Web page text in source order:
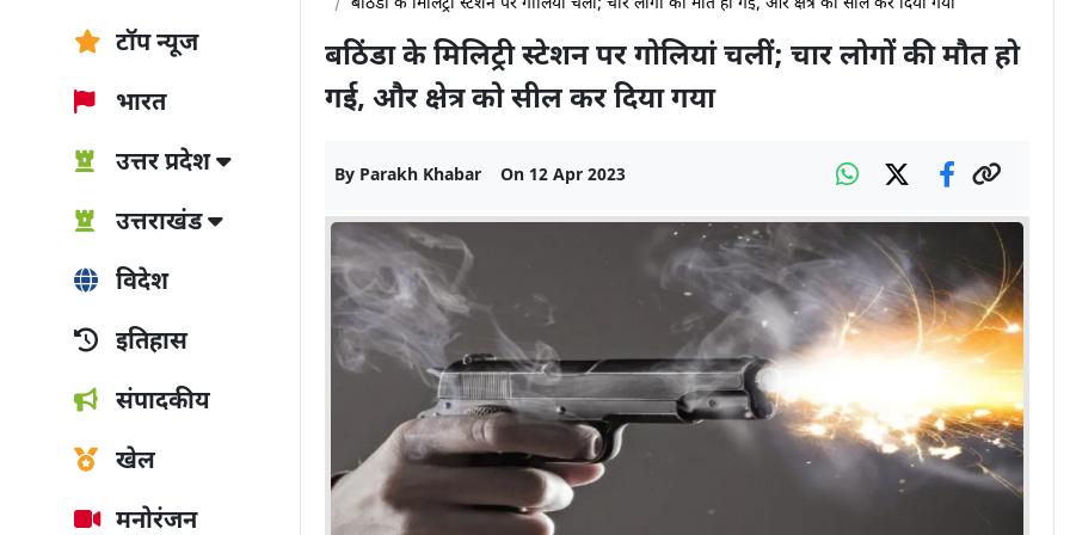
टॉप न्यूज
भारत
उत्तर प्रदेश
उत्तराखंड
विदेश
इतिहास
संपादकीय
खेल
मनोरंजन
बठिंडा के मिलिट्री स्टेशन पर गोलियां चलीं; चार लोगों की मौत हो
गई, और क्षेत्र को सील कर दिया गया
By Parakh Khabar On 12 Apr 2023